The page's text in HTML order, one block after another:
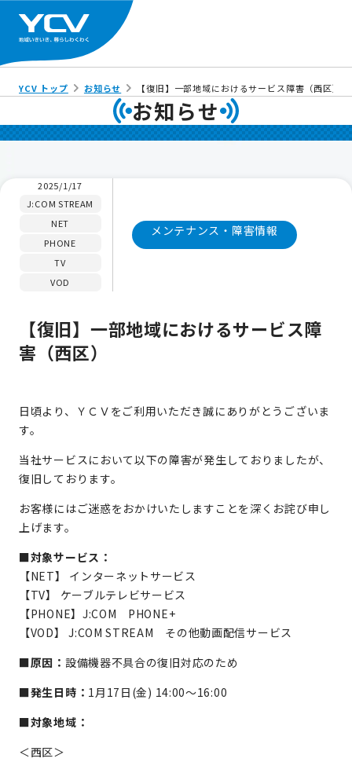
YCV トップ お知らせ 【復旧】一部地域におけるサービス障害（西区）
お知らせ
2025/1/17
J:COM STREAM
NET
PHONE
TV
VOD
メンテナンス・障害情報
【復旧】一部地域におけるサービス障
害（西区）
日頃より、ＹＣＶをご利用いただき誠にありがとうございま
す。
当社サービスにおいて以下の障害が発生しておりましたが、
復旧しております。
お客様にはご迷惑をおかけいたしますことを深くお詫び申し
上げます。
■対象サービス：
【NET】 インターネットサービス
【TV】 ケーブルテレビサービス
【PHONE】J:COM PHONE+
【VOD】 J:COM STREAM その他動画配信サービス
■原因： 設備機器不具合の復旧対応のため
■発生日時： 1月17日(金) 14:00～16:00
■対象地域：
＜西区＞